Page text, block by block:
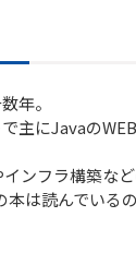
年。
主にJavaの
ンフラ構築な
は読んでいる